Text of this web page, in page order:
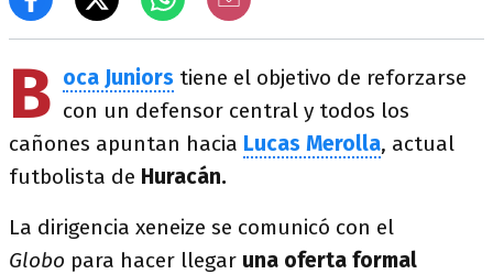
B oca Juniors tiene el objetivo de reforzarse
con un defensor central y todos los
cañones apuntan hacia Lucas Merolla, actual
futbolista de Huracán.
La dirigencia xeneize se comunicó con el
Globo para hacer llegar una oferta formal